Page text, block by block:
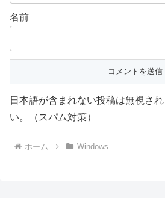
名前
日本語が含まれない投稿は無視さ
い。（スパム対策）
ホーム Windows